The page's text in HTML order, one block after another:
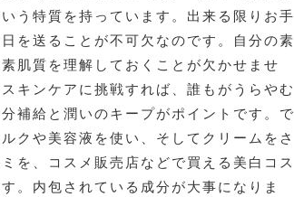
う特質を持っています。出来る限りお手
を送ることが不可欠なのです。自分の素
肌質を理解しておくことが欠かせませ
キンケアに挑戦すれば、誰もがうらやむ
補給と潤いのキープがポイントです。で
クや美容液を使い、そしてクリームをさ
を、コスメ販売店などで買える美白コス
。内包されている成分が大事になりま